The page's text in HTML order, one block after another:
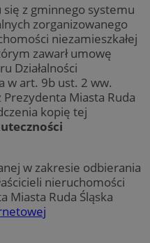
się z gminnego systemu
zorganizowanego
niezamieszkałej
zawarł umowę
Działalności
w art. 9b ust. 2 ww.
Miasta Ruda
kopię tej
w zakresie odbierania
nieruchomości
Miasta Ruda Śląska